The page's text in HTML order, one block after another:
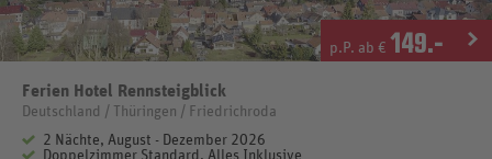
p.P. ab € 149.-
Ferien Hotel Rennsteigblick
Deutschland / Thüringen / Friedrichroda
2 Nächte, August - Dezember 2026
Doppelzimmer Standard, Alles Inklusive